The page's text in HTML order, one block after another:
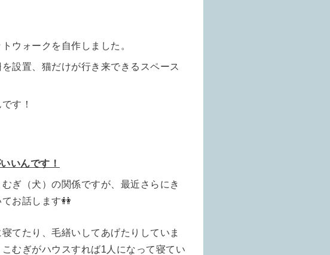
ウォークを自作しました。
設置、猫だけが行き来できるスペース
す！
いんです！
ぎ（犬）の関係ですが、最近さらにき
お話します👭
てたり、毛繕いしてあげたりしていま
むぎがハウスすれば1人になって寝てい